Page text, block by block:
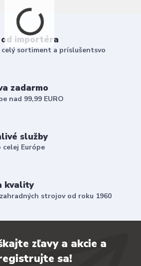
importéra
celý sortiment a príslušentsvo
zadarmo
nad 99,99 EURO
služby
celej Európe
kvality
strojov od roku 1960
zľavy a akcie a
sa!